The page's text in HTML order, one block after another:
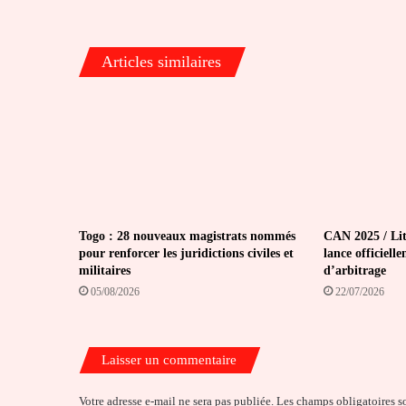
Articles similaires
Togo : 28 nouveaux magistrats nommés
pour renforcer les juridictions civiles et
militaires
05/08/2026
CAN 2025 /
lance
d’arbitrage
22/07/2026
Laisser un commentaire
Votre adresse e-mail ne sera pas publiée. Les champs obligatoires